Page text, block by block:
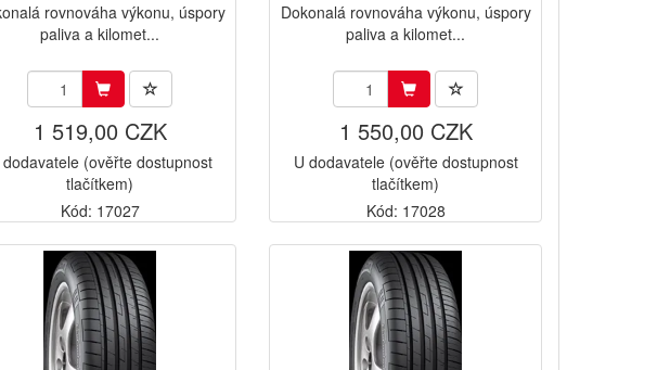
rovnováha výkonu, úspory
paliva a kilomet...
1 519,00 CZK
dodavatele (ověřte dostupnost
tlačítkem)
Kód: 17027
Dokonalá rovnováha výkonu, úspory
paliva a kilomet...
1 550,00 CZK
U dodavatele (ověřte dostupnost
tlačítkem)
Kód: 17028